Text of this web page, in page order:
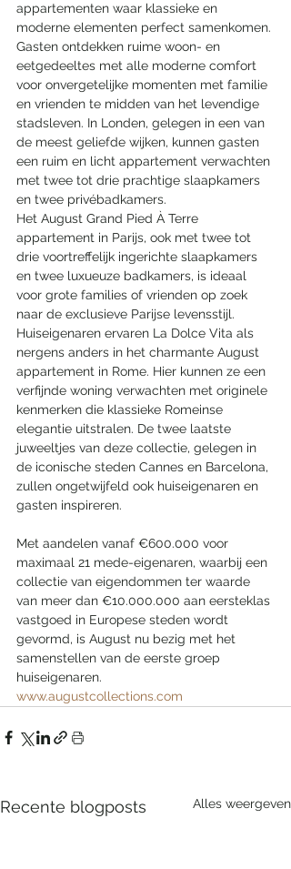
appartementen waar klassieke en
moderne elementen perfect samenkomen.
Gasten ontdekken ruime woon- en
eetgedeeltes met alle moderne comfort
voor onvergetelijke momenten met familie
en vrienden te midden van het levendige
stadsleven. In Londen, gelegen in een van
de meest geliefde wijken, kunnen gasten
een ruim en licht appartement verwachten
met twee tot drie prachtige slaapkamers
en twee privébadkamers.
Het August Grand Pied À Terre
appartement in Parijs, ook met twee tot
drie voortreffelijk ingerichte slaapkamers
en twee luxueuze badkamers, is ideaal
voor grote families of vrienden op zoek
naar de exclusieve Parijse levensstijl.
Huiseigenaren ervaren La Dolce Vita als
nergens anders in het charmante August
appartement in Rome. Hier kunnen ze een
verfijnde woning verwachten met originele
kenmerken die klassieke Romeinse
elegantie uitstralen. De twee laatste
juweeltjes van deze collectie, gelegen in
de iconische steden Cannes en Barcelona,
zullen ongetwijfeld ook huiseigenaren en
gasten inspireren.
Met aandelen vanaf €600.000 voor
maximaal 21 mede-eigenaren, waarbij een
collectie van eigendommen ter waarde
van meer dan €10.000.000 aan eersteklas
vastgoed in Europese steden wordt
gevormd, is August nu bezig met het
samenstellen van de eerste groep
huiseigenaren.
www.augustcollections.com
Recente blogposts Alles weergeven